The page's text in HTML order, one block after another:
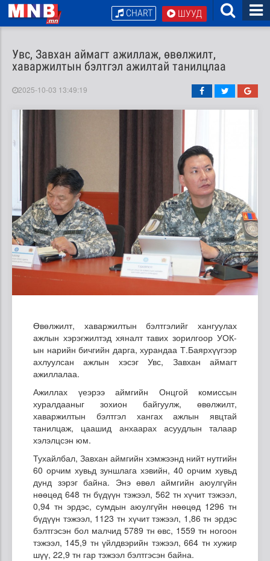
ШУУД
CHART
Увс, Завхан аймагт ажиллаж, өвөлжилт,
хаваржилтын бэлтгэл ажилтай танилцлаа
2025-10-03 13:49:19
Өвөлжилт, хаваржилтын бэлтгэлийг хангуулах
ажлын хэрэгжилтэд хяналт тавих зорилгоор УОК-
ын нарийн бичгийн дарга, хурандаа Т.Баярхүүгээр
ахлуулсан ажлын хэсэг Увс, Завхан аймагт
ажиллалаа.
Ажиллах үеэрээ аймгийн Онцгой комиссын
хуралдааныг зохион байгуулж, өвөлжилт,
хаваржилтын бэлтгэл хангах ажлын явцтай
танилцаж, цаашид анхаарах асуудлын талаар
хэлэлцсэн юм.
Тухайлбал, Завхан аймгийн хэмжээнд нийт нутгийн
60 орчим хувьд зуншлага хэвийн, 40 орчим хувьд
дунд зэрэг байна. Энэ өвөл аймгийн аюулгүйн
нөөцөд 648 тн бүдүүн тэжээл, 562 тн хүчит тэжээл,
0,94 тн эрдэс, сумдын аюулгүйн нөөцөд 1296 тн
бүдүүн тэжээл, 1123 тн хүчит тэжээл, 1,86 тн эрдэс
бэлтгэсэн бол малчид 5789 тн өвс, 1559 тн ногоон
тэжээл, 145,9 тн үйлдвэрийн тэжээл, 664 тн хужир
шүү, 22,9 тн гар тэжээл бэлтгэсэн байна.